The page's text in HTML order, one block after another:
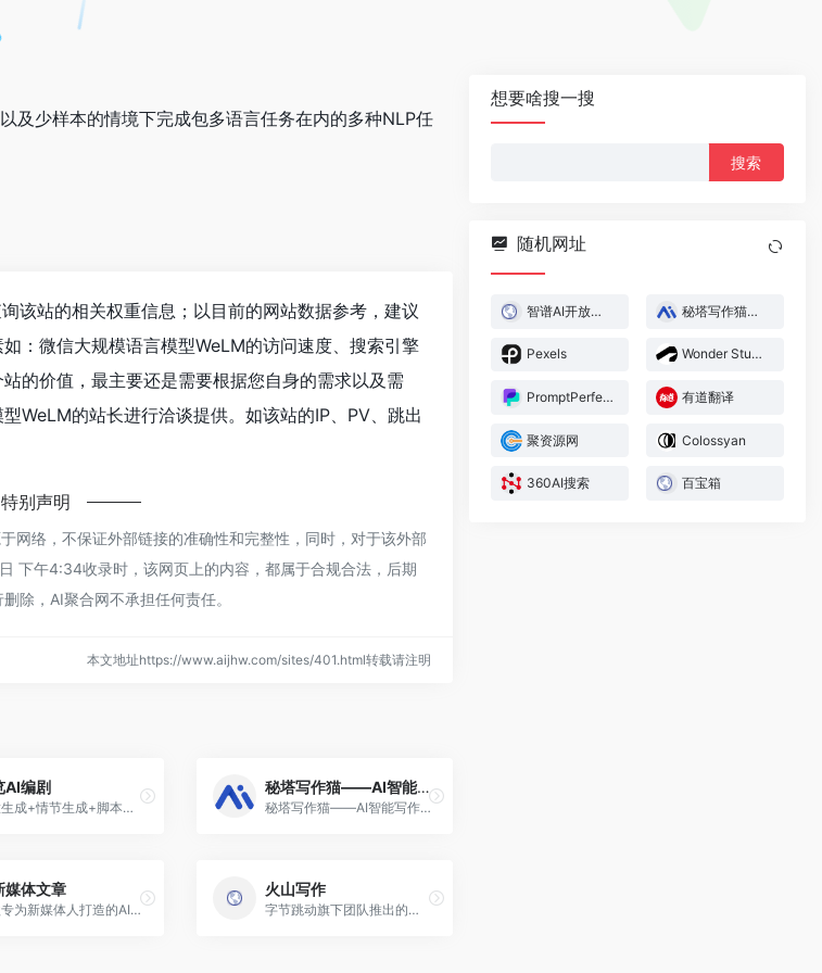
及少样本的情境下完成包多语言任务在内的多种NLP任
该站的相关权重信息；以目前的网站数据参考，建议
：微信大规模语言模型WeLM的访问速度、搜索引擎
的价值，最主要还是需要根据您自身的需求以及需
WeLM的站长进行洽谈提供。如该站的IP、PV、跳出
特别声明
网络，不保证外部链接的准确性和完整性，同时，对于该外部
下午4:34收录时，该网页上的内容，都属于合规合法，后期
除，AI聚合网不承担任何责任。
本文地址https://www.aijhw.com/sites/401.html转载请注明
AI编剧
创意生成+情节生成+脚本生成...
秘塔写作猫——AI智能写作工具
秘塔写作猫——AI智能写作工具
媒体文章
一款专为新媒体人打造的AI写作工具
火山写作
字节跳动旗下团队推出的免费...
想要啥搜一搜
随机网址
智谱AI开放平台 秘塔写作猫——AI智能写作工具
Pexels Wonder Studio
PromptPerfect 有道翻译
聚资源网 Colossyan
360AI搜索 百宝箱